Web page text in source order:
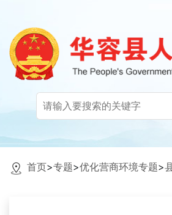
首页>专题>优化营商环境专题>